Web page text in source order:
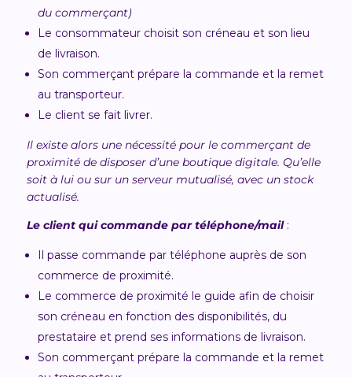
du commerçant)
Le consommateur choisit son créneau et son lieu
de livraison.
Son commerçant prépare la commande et la remet
au transporteur.
Le client se fait livrer.
Il existe alors une nécessité pour le commerçant de
proximité de disposer d’une boutique digitale. Qu’elle
soit à lui ou sur un serveur mutualisé, avec un stock
actualisé.
Le client qui commande par téléphone/mail:
Il passe commande par téléphone auprès de son
commerce de proximité.
Le commerce de proximité le guide afin de choisir
son créneau en fonction des disponibilités, du
prestataire et prend ses informations de livraison.
Son commerçant prépare la commande et la remet